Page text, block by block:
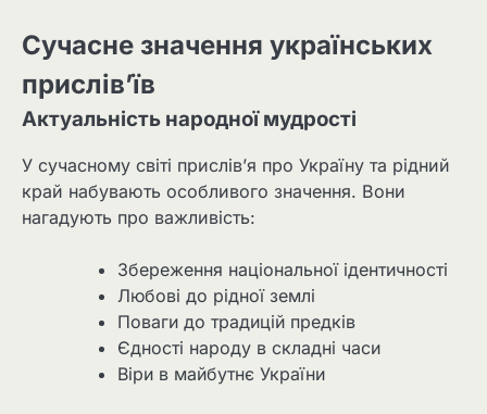
Сучасне значення українських
прислів’їв
Актуальність народної мудрості
У сучасному світі прислів’я про Україну та рідний
край набувають особливого значення. Вони
нагадують про важливість:
Збереження національної ідентичності
Любові до рідної землі
Поваги до традицій предків
Єдності народу в складні часи
Віри в майбутнє України